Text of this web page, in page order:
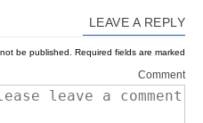
LEAVE A REPLY
be published. Required fields are marked
Comment